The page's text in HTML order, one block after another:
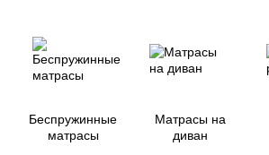
Беспружинные
матрасы
Матрасы на
диван